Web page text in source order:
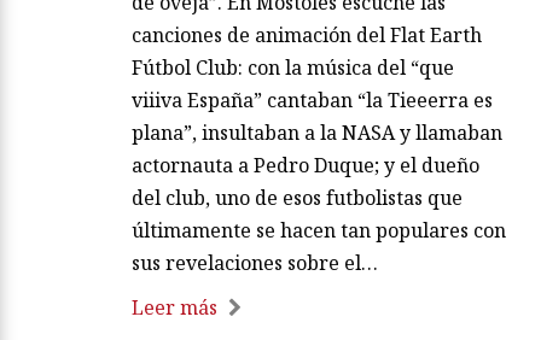
canciones de animación del Flat Earth
Fútbol Club: con la música del “que
viiiva España” cantaban “la Tieeerra es
plana”, insultaban a la NASA y llamaban
actornauta a Pedro Duque; y el dueño
del club, uno de esos futbolistas que
últimamente se hacen tan populares con
sus revelaciones sobre el…
Leer más